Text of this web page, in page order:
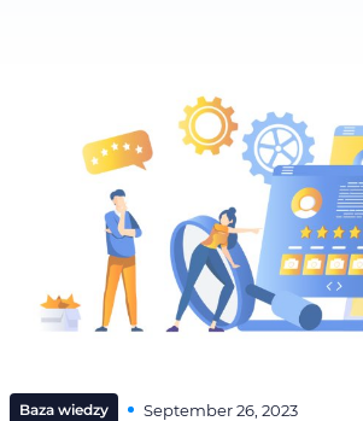
Baza wiedzy September 26, 2023